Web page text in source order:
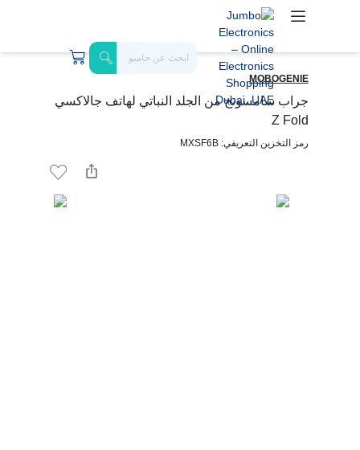
MOBOGENIE
جراب سامسونج من الجلد النباتي لهاتف جالاكسي
Z Fold
رمز التخزين التعريفي: MXSF6B